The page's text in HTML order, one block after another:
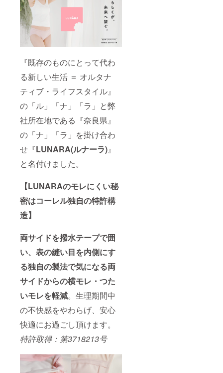
『既存のものにとって代わ
る新しい生活 ＝ オルタナ
ティブ・ライフスタイル』
の「ル」「ナ」「ラ」と弊
社所在地である『奈良県』
の「ナ」「ラ」を掛け合わ
せ『LUNARA(ルナーラ)』
と名付けました。
【LUNARAのモレにくい秘
密はコーレル独自の特許構
造】
両サイドを撥水テープで囲
い、表の縫い目を内側にす
る独自の製法で気になる両
サイドからの横モレ・つた
いモレを軽減。生理期間中
の不快感をやわらげ、安心
快適にお過ごし頂けます。
特許取得：第3718213号